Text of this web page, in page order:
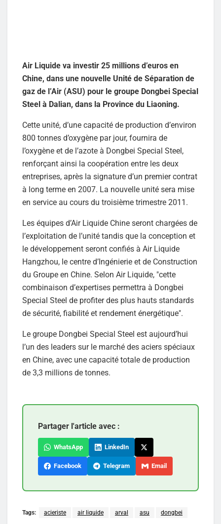
Air Liquide va investir 25 millions d’euros en
Chine, dans une nouvelle Unité de Séparation de
gaz de l’Air (ASU) pour le groupe Dongbei Special
Steel à Dalian, dans la Province du Liaoning.
Cette unité, d’une capacité de production d’environ
800 tonnes d’oxygène par jour, fournira de
l’oxygène et de l’azote à Dongbei Special Steel,
renforçant ainsi la coopération entre les deux
entreprises, après la signature d’un premier contrat
à long terme en 2007. La nouvelle unité sera mise
en service au cours du troisième trimestre 2011.
Les équipes d’Air Liquide Chine seront chargées de
l’exploitation de l’unité tandis que la conception et
le développement seront confiés à Air Liquide
Hangzhou, le centre d’Ingénierie et de Construction
du Groupe en Chine. Selon Air Liquide, "cette
combinaison d’expertises permettra à Dongbei
Special Steel de profiter des plus hauts standards
de sécurité, fiabilité et rendement énergétique".
Le groupe Dongbei Special Steel est aujourd’hui
l’un des leaders sur le marché des aciers spéciaux
en Chine, avec une capacité totale de production
de 3,3 millions de tonnes.
Partager l'article avec :
WhatsApp LinkedIn
Facebook Telegram Email
Tags: acieriste air liquide arval asu dongbei